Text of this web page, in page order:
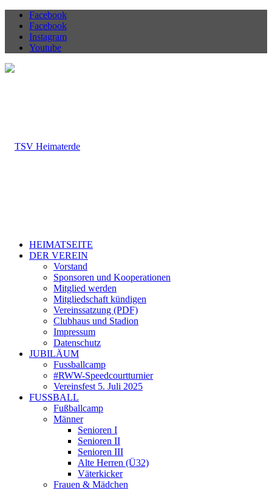
Facebook
Facebook
Instagram
Youtube
HEIMATSEITE
DER VEREIN
Vorstand
Sponsoren und Kooperationen
Mitglied werden
Mitgliedschaft kündigen
Vereinssatzung (PDF)
Clubhaus und Stadion
Impressum
Datenschutz
JUBILÄUM
Fussballcamp
#RWW-Speedcourtturnier
Vereinsfest 5. Juli 2025
FUSSBALL
Fußballcamp
Männer
Senioren I
Senioren II
Senioren III
Alte Herren (Ü32)
Väterkicker
Frauen & Mädchen